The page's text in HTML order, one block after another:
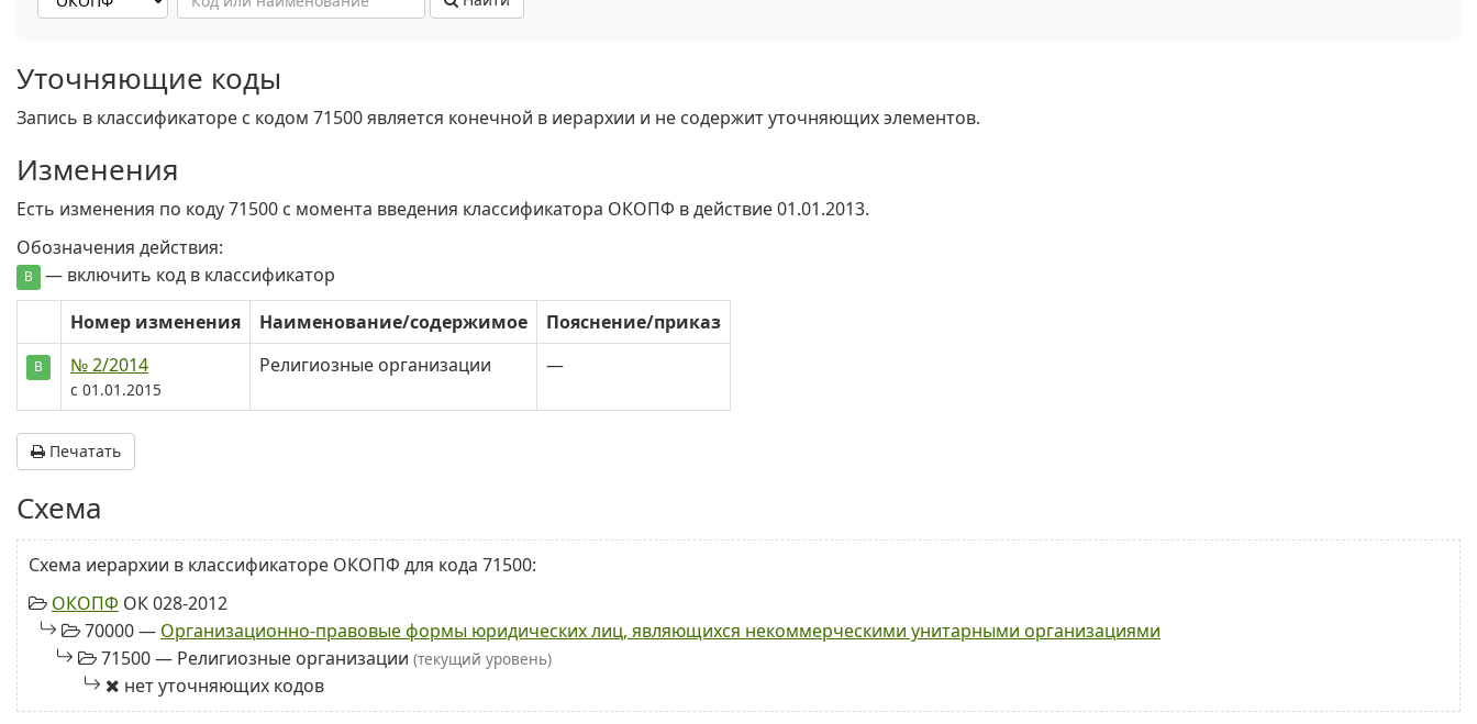
Уточняющие коды
Запись в классификаторе с кодом 71500 является конечной в иерархии и не содержит уточняющих элементов.
Изменения
Есть изменения по коду 71500 c момента введения классификатора ОКОПФ в действие 01.01.2013.
Обозначения действия:
В
— включить код в классификатор
Номер изменения
Наименование/содержимое Пояснение/приказ
В № 2/2014
с 01.01.2015
Религиозные организации —
Печатать
Схема
Схема иерархии в классификаторе ОКОПФ для кода 71500:
ОКОПФ ОК 028-2012
70000 — Организационно-правовые формы юридических лиц, являющихся некоммерческими унитарными организациями
71500 — Религиозные организации (текущий уровень)
нет уточняющих кодов